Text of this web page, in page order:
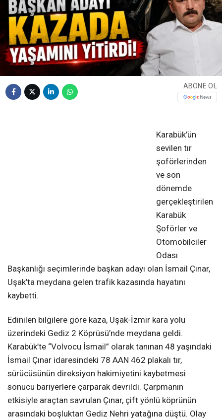
ABONE OL
Karabük’ün
sevilen tır
şoförlerinden
ve son
dönemde
gerçekleştirilen
Karabük
Şoförler ve
Otomobilciler
Odası
Başkanlığı seçimlerinde başkan adayı olan İsmail Çınar,
Uşak’ta meydana gelen trafik kazasında hayatını
kaybetti.
Edinilen bilgilere göre kaza, Uşak-İzmir kara yolu
üzerindeki Gediz 2 Köprüsü’nde meydana geldi.
Karabük’te “Volvocu İsmail” olarak tanınan 48 yaşındaki
İsmail Çınar idaresindeki 78 AAN 462 plakalı tır,
sürücüsünün direksiyon hakimiyetini kaybetmesi
sonucu bariyerlere çarparak devrildi. Çarpmanın
etkisiyle araçtan savrulan Çınar, çift yönlü köprünün
arasındaki boşluktan Gediz Nehri yatağına düştü. Olay